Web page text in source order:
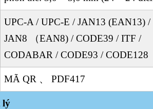
UPC-A / UPC-E / JAN13 (EAN13) /
JAN8 （EAN8) / CODE39 / ITF /
CODABAR / CODE93 / CODE128
MÃ QR 、 PDF417
lý